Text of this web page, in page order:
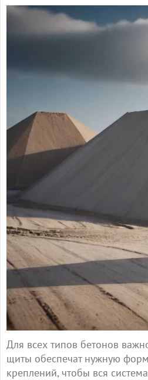
Для всех типов бетонов
щиты обеспечат нужную
креплений, чтобы вся